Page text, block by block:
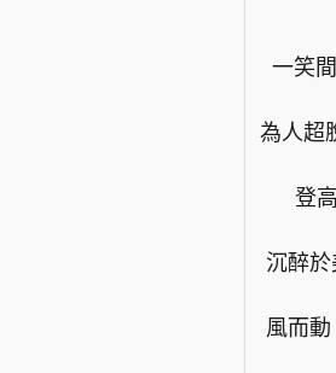
一笑
為人超
登
沉醉
風而動